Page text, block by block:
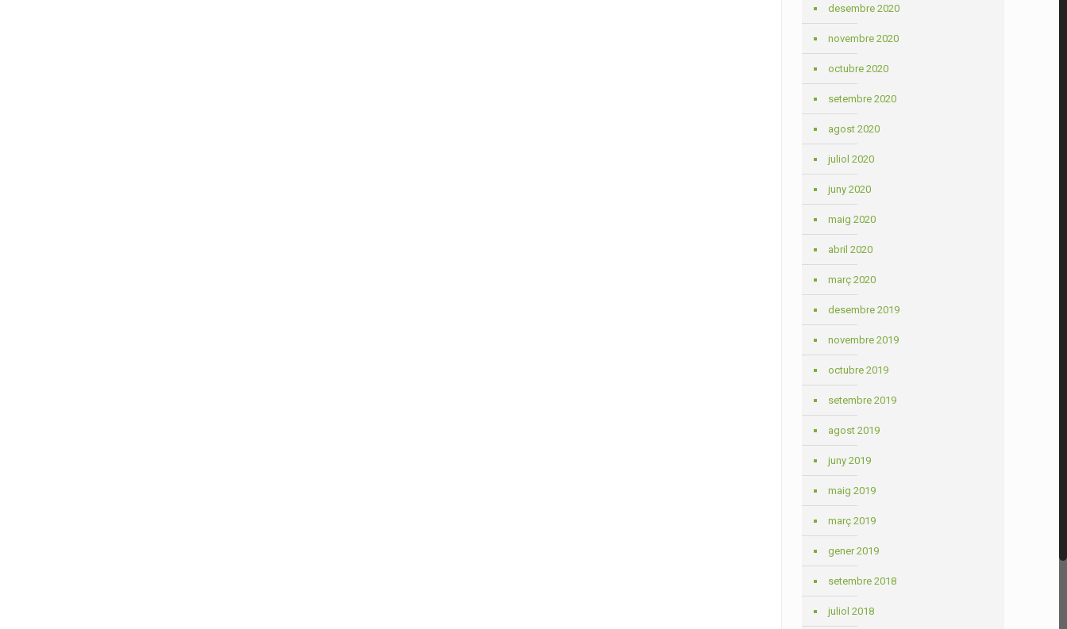
desembre 2020
novembre 2020
octubre 2020
setembre 2020
agost 2020
juliol 2020
juny 2020
maig 2020
abril 2020
març 2020
desembre 2019
novembre 2019
octubre 2019
setembre 2019
agost 2019
juny 2019
maig 2019
març 2019
gener 2019
setembre 2018
juliol 2018